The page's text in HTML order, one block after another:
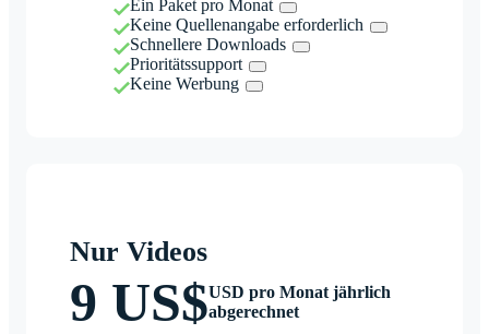
Ein Paket pro Monat
Keine Quellenangabe erforderlich
Schnellere Downloads
Prioritätssupport
Keine Werbung
Nur Videos
9 US$USD pro Monat jährlich
abgerechnet